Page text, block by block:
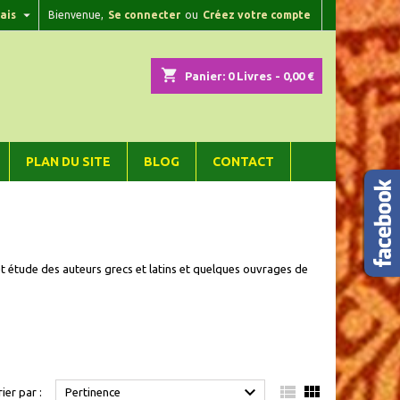
Bienvenue, Se connecter ou Créez votre compte

shopping_cart Panier: 0Livres - 0,00 €
PLAN DU SITE BLOG CONTACT
étude des auteurs grecs et latins et quelques ouvrages de
par : Pertinence   